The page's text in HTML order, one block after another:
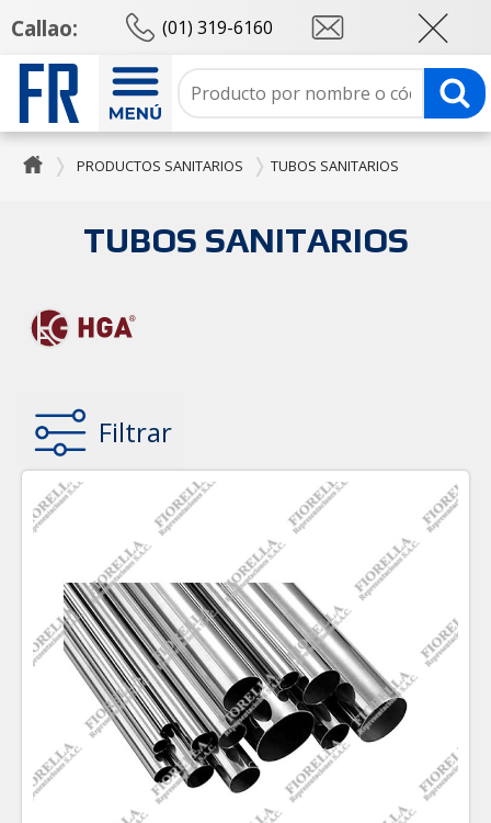
Callao: (01) 319-6160
PRODUCTOS SANITARIOS TUBOS SANITARIOS
TUBOS SANITARIOS
Filtrar